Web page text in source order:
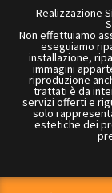
Realizzazione
Non effettuiamo
eseguiamo
installazione,
immagini
riproduzione
trattati è da
servizi offerti e
solo
estetiche dei